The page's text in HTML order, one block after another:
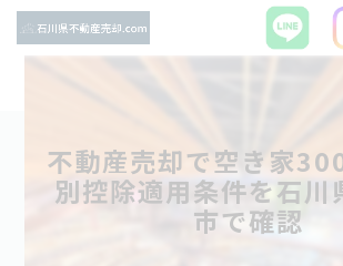
不動産売却で空き家
別控除適用条件を石川
市で確認